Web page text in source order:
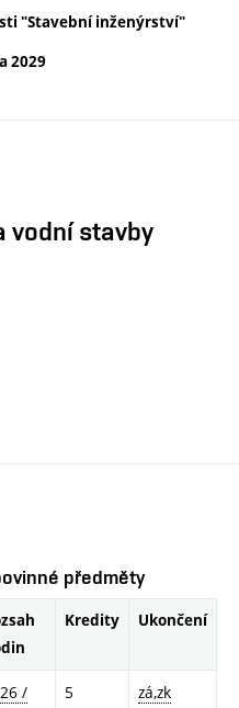
"Stavební inženýrství"
2029
vodní stavby
předměty
Kredity Ukončení
/
5 zá,zk